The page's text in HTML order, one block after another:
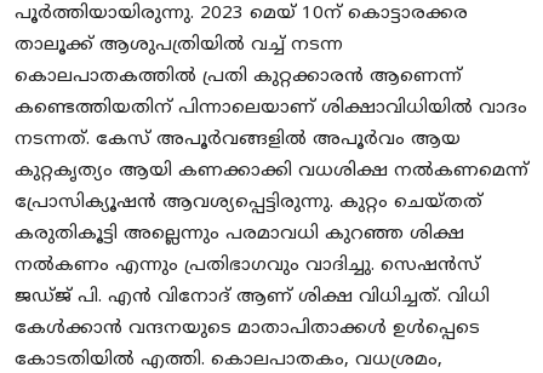
പൂർത്തിയായിരുന്നു. 2023 മെയ് 10ന് കൊട്ടാരക്കര
താലൂക്ക് ആശുപത്രിയിൽ വച്ച് നടന്ന
കൊലപാതകത്തിൽ പ്രതി കുറ്റക്കാരൻ ആണെന്ന്
കണ്ടെത്തിയതിന് പിന്നാലെയാണ് ശിക്ഷാവിധിയിൽ വാദം
നടന്നത്. കേസ് അപൂർവങ്ങളിൽ അപൂർവം ആയ
കുറ്റകൃത്യം ആയി കണക്കാക്കി വധശിക്ഷ നൽകണമെന്ന്
പ്രോസിക്യൂഷൻ ആവശ്യപ്പെട്ടിരുന്നു. കുറ്റം ചെയ്‌തത്
കരുതികൂട്ടി അല്ലെന്നും പരമാവധി കുറഞ്ഞ ശിക്ഷ
നൽകണം എന്നും പ്രതിഭാഗവും വാദിച്ചു. സെഷൻസ്
ജഡ്ജ് പി. എൻ വിനോദ് ആണ് ശിക്ഷ വിധിച്ചത്. വിധി
കേൾക്കാൻ വന്ദനയുടെ മാതാപിതാക്കൾ ഉൾപ്പെടെ
കോടതിയിൽ എത്തി. കൊലപാതകം, വധശ്രമം,